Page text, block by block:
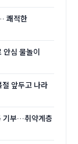
쾌적한
안심 물놀이
앞두고 나라
기부…취약계층